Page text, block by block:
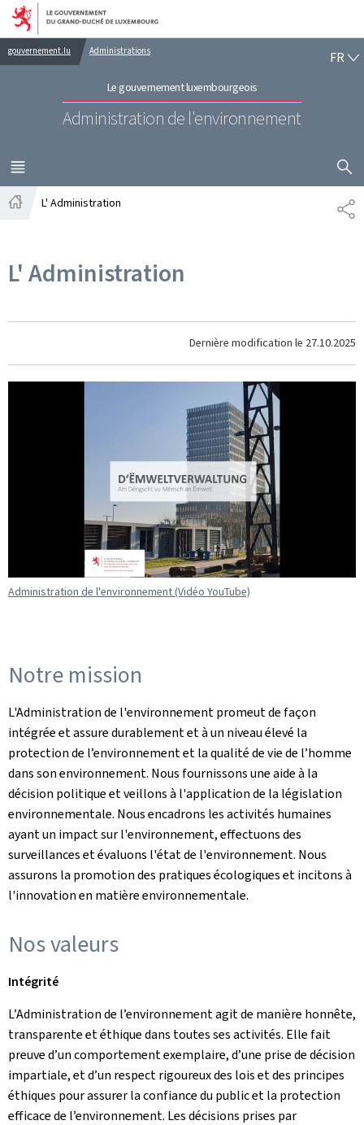
Aller au menu principal
Aller au contenu
gouvernement.lu Administrations
Le gouvernement luxembourgeois
Administration de l'environnement
FR
MENU
PRINCIPAL
L' Administration
L' Administration
Dernière modification le 27.10.2025
Administration de l'environnement (Vidéo YouTube)
Notre mission
L'Administration de l'environnement promeut de façon
intégrée et assure durablement et à un niveau élevé la
protection de l’environnement et la qualité de vie de l’homme
dans son environnement. Nous fournissons une aide à la
décision politique et veillons à l'application de la législation
environnementale. Nous encadrons les activités humaines
ayant un impact sur l'environnement, effectuons des
surveillances et évaluons l'état de l'environnement. Nous
assurons la promotion des pratiques écologiques et incitons à
l'innovation en matière environnementale.
Nos valeurs
Intégrité
L’Administration de l’environnement agit de manière honnête,
transparente et éthique dans toutes ses activités. Elle fait
preuve d’un comportement exemplaire, d’une prise de décision
impartiale, et d’un respect rigoureux des lois et des principes
éthiques pour assurer la confiance du public et la protection
efficace de l’environnement. Les décisions prises par